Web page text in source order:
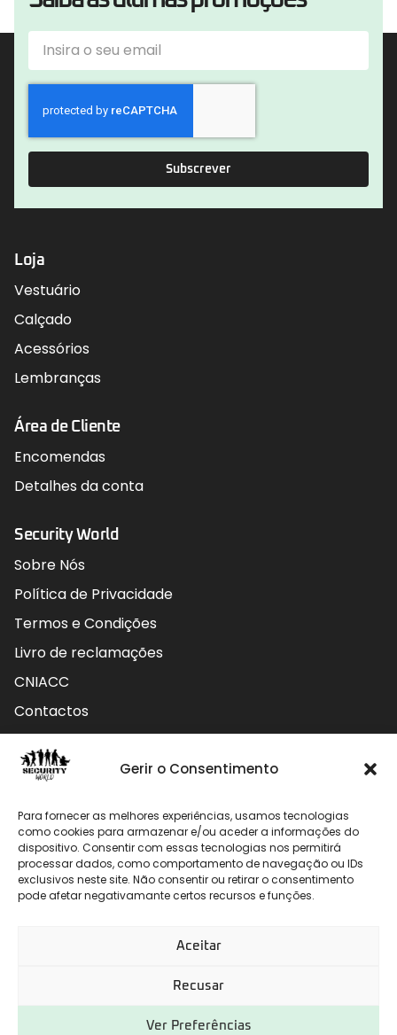
Gerir o Consentimento
Para fornecer as melhores experiências, usamos tecnologias
como cookies para armazenar e/ou aceder a informações do
dispositivo. Consentir com essas tecnologias nos permitirá
processar dados, como comportamento de navegação ou IDs
exclusivos neste site. Não consentir ou retirar o consentimento
pode afetar negativamante certos recursos e funções.
Aceitar
Recusar
Ver Preferências
Subscrever
Loja
Vestuário
Calçado
Acessórios
Lembranças
Área de Cliente
Encomendas
Detalhes da conta
Security World
Sobre Nós
Política de Privacidade
Termos e Condições
Livro de reclamações
CNIACC
Contactos
Contactos
912 009 740 (Chamada para rede móvel nacional)
geral@securityworld.pt